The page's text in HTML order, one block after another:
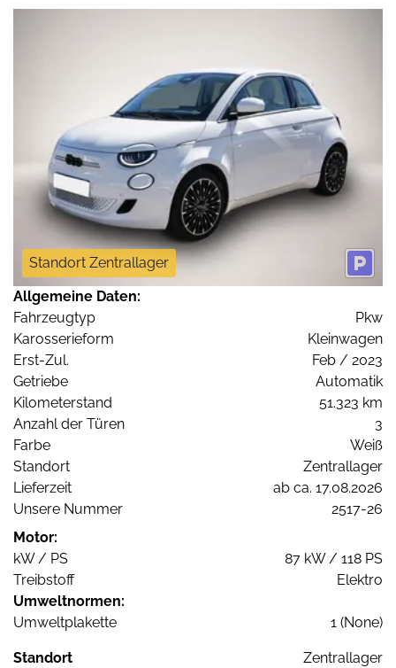
Standort Zentrallager
Allgemeine Daten:
Fahrzeugtyp
Pkw
Karosserieform
Kleinwagen
Erst-Zul.
Feb / 2023
Getriebe
Automatik
Kilometerstand
51.323 km
Anzahl der Türen
3
Farbe
Weiß
Standort
Zentrallager
Lieferzeit
ab ca. 17.08.2026
Unsere Nummer
2517-26
Motor:
kW / PS
87 kW / 118 PS
Treibstoff
Elektro
Umweltnormen:
Umweltplakette
1 (None)
Standort Zentrallager